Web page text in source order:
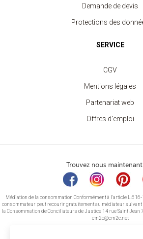
Demande de devis
Protections des
SERVICE
CGV
Mentions légales
Partenariat web
Offres d'emploi
Trouvez nous
Médiation de la consommation Conformément à l’article
consommateur peut recourir gratuitement au médiateur suivant
la Consommation de Conciliateurs de Justice 14 rue Saint
cm2c@cm2c.net